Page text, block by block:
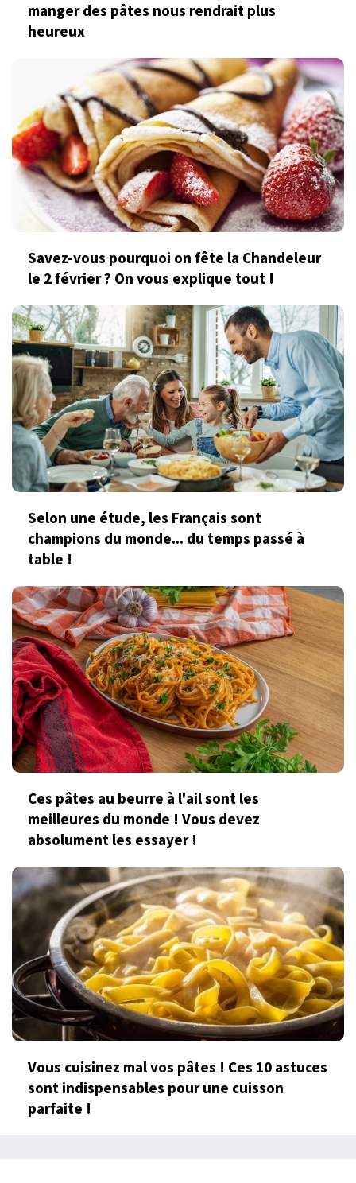
manger des pâtes nous rendrait plus
heureux
Savez-vous pourquoi on fête la Chandeleur
le 2 février ? On vous explique tout !
Selon une étude, les Français sont
champions du monde... du temps passé à
table !
Ces pâtes au beurre à l'ail sont les
meilleures du monde ! Vous devez
absolument les essayer !
Vous cuisinez mal vos pâtes ! Ces 10 astuces
sont indispensables pour une cuisson
parfaite !